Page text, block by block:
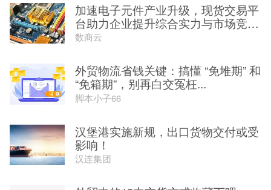
加速电子元件产业升级，现货交易平
台助力企业提升综合实力与市场竞
争...
数商云
外贸物流省钱关键：搞懂 “免堆期” 和
“免箱期”，别再白交冤枉...
脚本小子66
汉堡港实施新规，出口货物交付或受
影响！
汉连集团